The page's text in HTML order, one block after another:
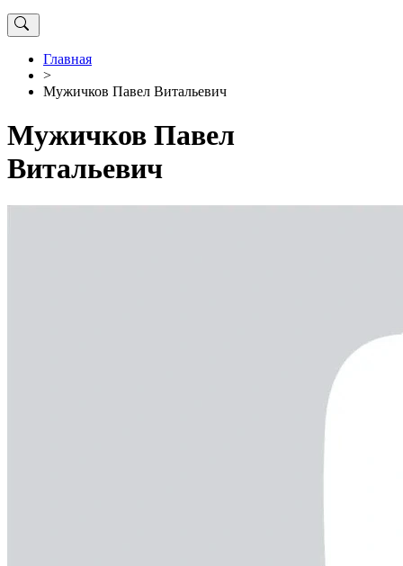
Главная
>
Мужичков Павел Витальевич
Мужичков Павел
Витальевич